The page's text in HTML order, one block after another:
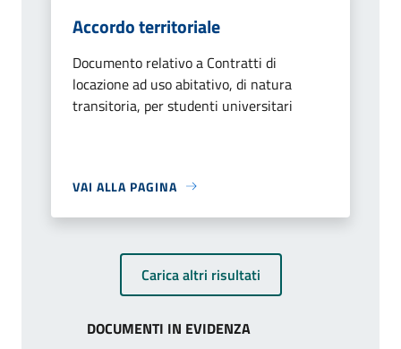
Accordo territoriale
Documento relativo a Contratti di
locazione ad uso abitativo, di natura
transitoria, per studenti universitari
VAI ALLA PAGINA
Carica altri risultati
DOCUMENTI IN EVIDENZA